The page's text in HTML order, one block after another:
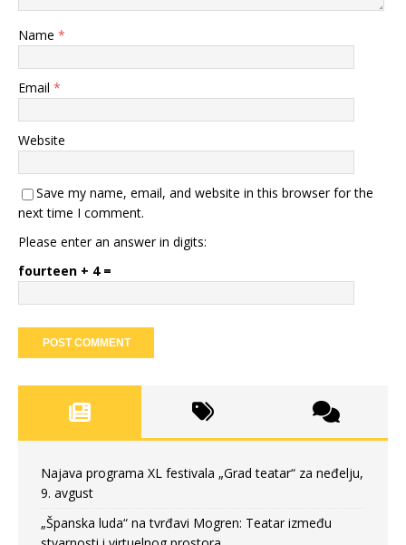
Name *
Email *
Website
Save my name, email, and website in this browser for the
next time I comment.
Please enter an answer in digits:
fourteen + 4 =
Najava programa XL festivala „Grad teatar“ za neđelju,
9. avgust
„Španska luda“ na tvrđavi Mogren: Teatar između